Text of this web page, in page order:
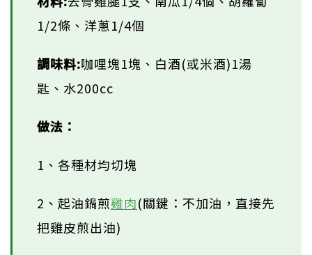
1/2條、洋蔥1/4個
調味料:咖哩塊1塊、白酒(或米酒)1湯
匙、水200cc
做法：
1、各種材均切塊
2、起油鍋煎雞肉(關鍵：不加油，直接先
把雞皮煎出油)